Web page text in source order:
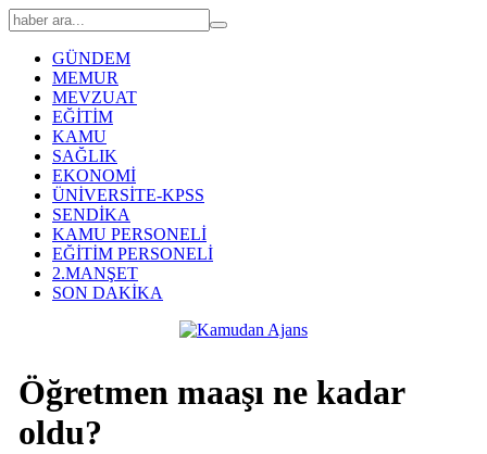
GÜNDEM
MEMUR
MEVZUAT
EĞİTİM
KAMU
SAĞLIK
EKONOMİ
ÜNİVERSİTE-KPSS
SENDİKA
KAMU PERSONELİ
EĞİTİM PERSONELİ
2.MANŞET
SON DAKİKA
Öğretmen maaşı ne kadar
oldu?